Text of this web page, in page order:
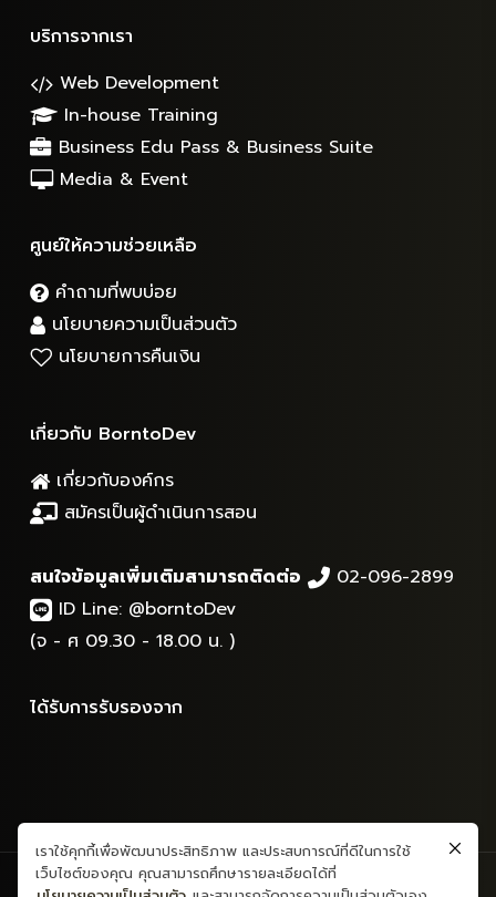
บริการจากเรา
Web Development
In-house Training
Business Edu Pass & Business Suite
Media & Event
ศูนย์ให้ความช่วยเหลือ
คำถามที่พบบ่อย
นโยบายความเป็นส่วนตัว
นโยบายการคืนเงิน
เกี่ยวกับ BorntoDev
เกี่ยวกับองค์กร
สมัครเป็นผู้ดำเนินการสอน
สนใจข้อมูลเพิ่มเติมสามารถติดต่อ
02-096-2899
ID Line: @borntoDev
(จ - ศ 09.30 - 18.00 น. )
ได้รับการรับรองจาก
สงวนลิขสิทธิ์ © 2565 - ข้อมูลและเนื้อหาทั้งหมด - บริษัท บอร์นทูเดฟ
เราใช้คุกกี้เพื่อพัฒนาประสิทธิภาพ และประสบการณ์ที่ดีในการใช้
เว็บไซต์ของคุณ คุณสามารถศึกษารายละเอียดได้ที่